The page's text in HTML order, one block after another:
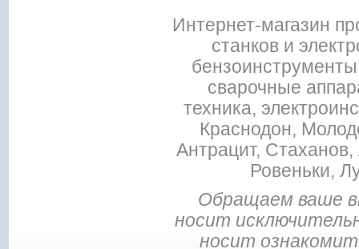
Интернет-магазин
станков и
сварочные
техника,
Краснодон,
Антрацит,
Ровеньки,
Обращаем ваше
носит
носит